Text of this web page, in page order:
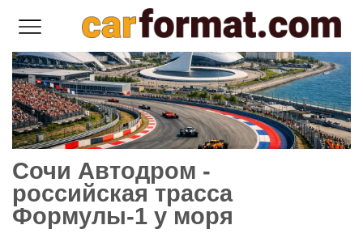
Сочи Автодром -
российская трасса
Формулы‑1 у моря